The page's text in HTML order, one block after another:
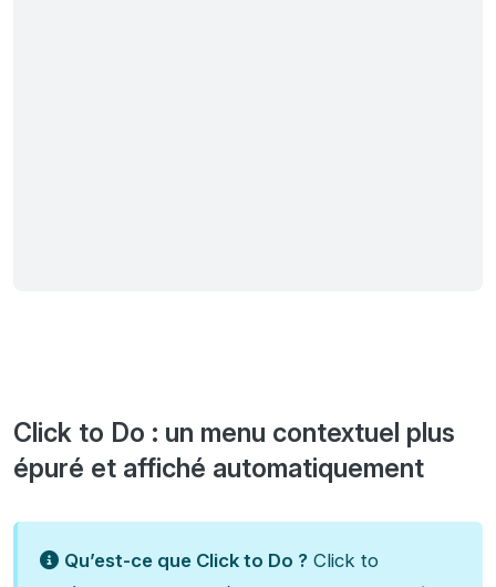
Click to Do : un menu contextuel plus
épuré et affiché automatiquement
Qu’est-ce que Click to Do ? Click to